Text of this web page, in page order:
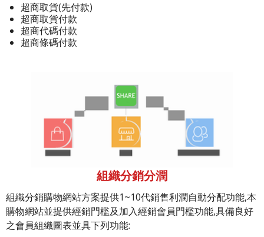
超商取貨(先付款)
超商取貨付款
超商代碼付款
超商條碼付款
組織分銷分潤
組織分銷購物網站方案提供1~10代銷售利潤自動分配功能,本
購物網站並提供經銷門檻及加入經銷會員門檻功能,具備良好
之會員組織圖表並具下列功能: